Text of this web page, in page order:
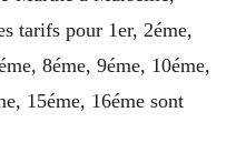
tarifs pour 1er, 2éme,
8éme, 9éme, 10éme,
15éme, 16éme sont